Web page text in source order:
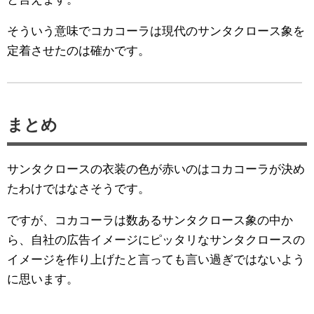
そういう意味でコカコーラは現代のサンタクロース象を
定着させたのは確かです。
まとめ
サンタクロースの衣装の色が赤いのはコカコーラが決め
たわけではなさそうです。
ですが、コカコーラは数あるサンタクロース象の中か
ら、自社の広告イメージにピッタリなサンタクロースの
イメージを作り上げたと言っても言い過ぎではないよう
に思います。